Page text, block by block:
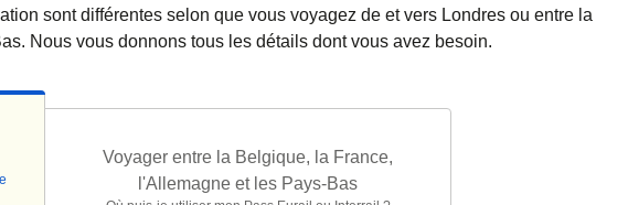
sont différentes selon que vous voyagez de et vers Londres ou entre la
Nous vous donnons tous les détails dont vous avez besoin.
Voyager entre la Belgique, la France,
l'Allemagne et les Pays-Bas